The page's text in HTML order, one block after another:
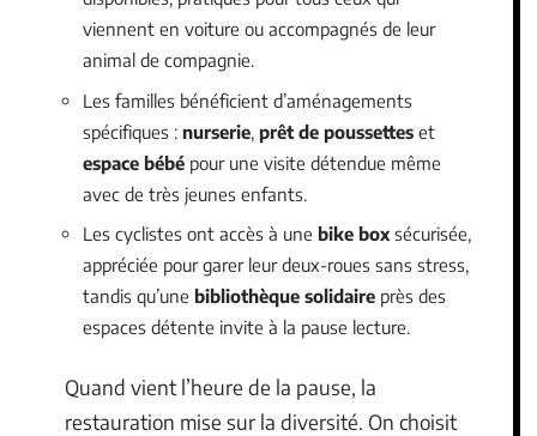
viennent en voiture ou accompagnés de leur
animal de compagnie.
Les familles bénéficient d’aménagements
spécifiques : nurserie, prêt de poussettes et
espace bébé pour une visite détendue même
avec de très jeunes enfants.
Les cyclistes ont accès à une bike box sécurisée,
appréciée pour garer leur deux-roues sans stress,
tandis qu’une bibliothèque solidaire près des
espaces détente invite à la pause lecture.
Quand vient l’heure de la pause, la
restauration mise sur la diversité. On choisit